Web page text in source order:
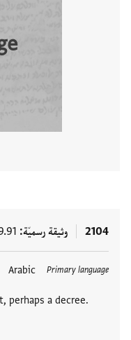
2104 وثيقة رسميّة
Primary language
Arabic
perhaps a decree.